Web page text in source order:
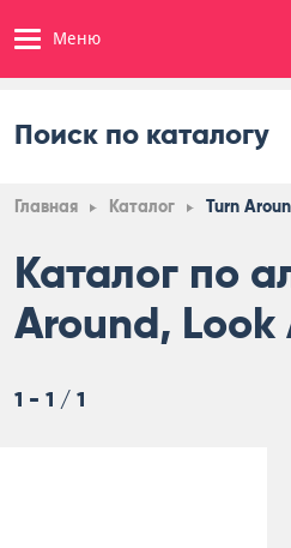
Меню
Поиск по каталогу
Главная Каталог Turn
Каталог по
Around, Look
1 - 1 / 1